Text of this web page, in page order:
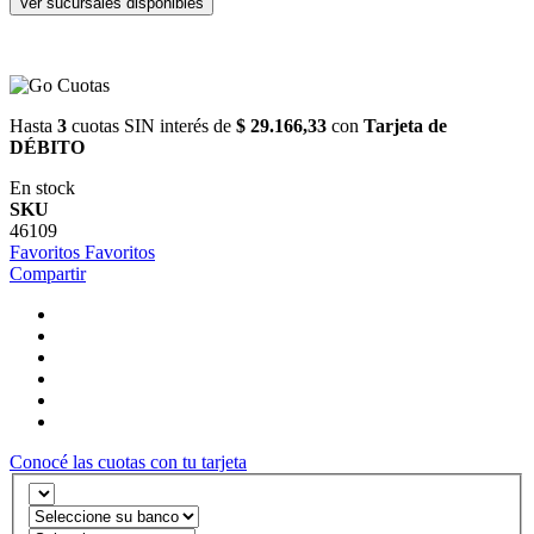
Hasta 3 cuotas SIN interés de $ 29.166,33 con Tarjeta de
DÉBITO
En stock
SKU
46109
Favoritos Favoritos
Compartir
Conocé las cuotas con tu tarjeta